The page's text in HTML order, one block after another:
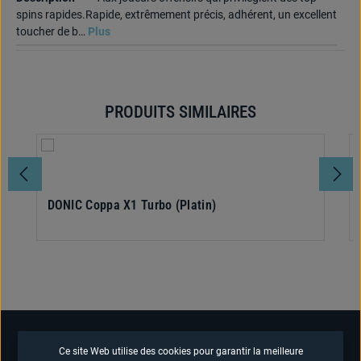
spins rapides.Rapide, extrêmement précis, adhérent, un excellent
toucher de b… Plus
Ignorer la galerie de produitsPRODUITS SIMILAIRES
DONIC Coppa X1 Turbo (Platin)
Ce site Web utilise des cookies pour garantir la meilleure